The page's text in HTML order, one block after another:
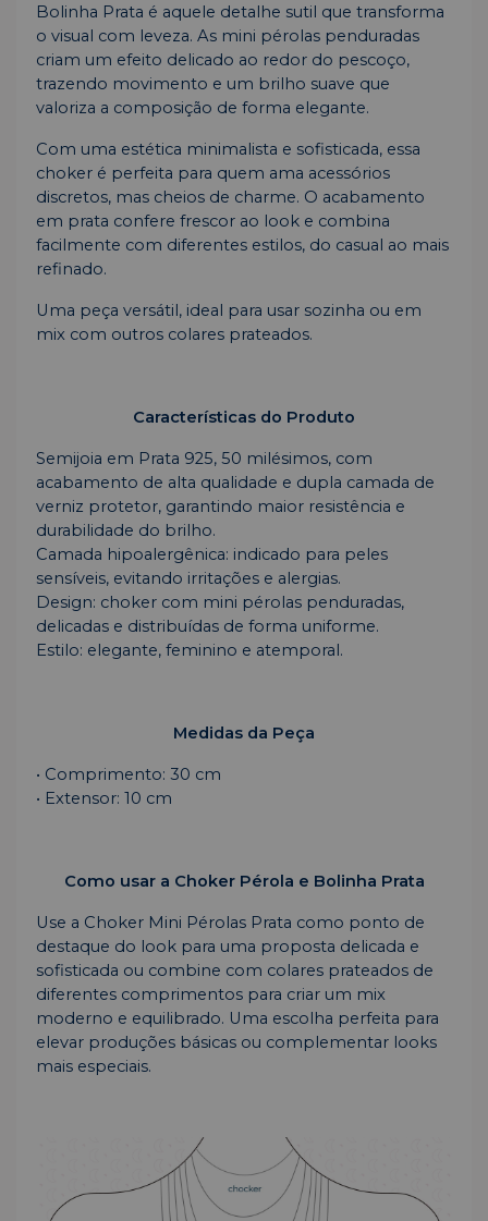
Bolinha Prata é aquele detalhe sutil que transforma
o visual com leveza. As mini pérolas penduradas
criam um efeito delicado ao redor do pescoço,
trazendo movimento e um brilho suave que
valoriza a composição de forma elegante.
Com uma estética minimalista e sofisticada, essa
choker é perfeita para quem ama acessórios
discretos, mas cheios de charme. O acabamento
em prata confere frescor ao look e combina
facilmente com diferentes estilos, do casual ao mais
refinado.
Uma peça versátil, ideal para usar sozinha ou em
mix com outros colares prateados.
Características do Produto
Semijoia em Prata 925, 50 milésimos, com
acabamento de alta qualidade e dupla camada de
verniz protetor, garantindo maior resistência e
durabilidade do brilho.
Camada hipoalergênica: indicado para peles
sensíveis, evitando irritações e alergias.
Design: choker com mini pérolas penduradas,
delicadas e distribuídas de forma uniforme.
Estilo: elegante, feminino e atemporal.
Medidas da Peça
• Comprimento: 30 cm
• Extensor: 10 cm
Como usar a Choker Pérola e Bolinha Prata
Use a Choker Mini Pérolas Prata como ponto de
destaque do look para uma proposta delicada e
sofisticada ou combine com colares prateados de
diferentes comprimentos para criar um mix
moderno e equilibrado. Uma escolha perfeita para
elevar produções básicas ou complementar looks
mais especiais.